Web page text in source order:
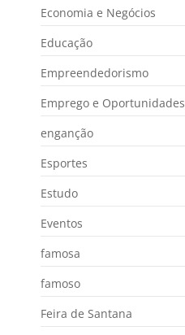
Economia e Negócios
Educação
Empreendedorismo
Emprego e Oportunidades
enganção
Esportes
Estudo
Eventos
famosa
famoso
Feira de Santana